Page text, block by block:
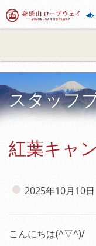
スタッフ
紅葉キャ
2025年10月10日
こんにちは(^▽^)/